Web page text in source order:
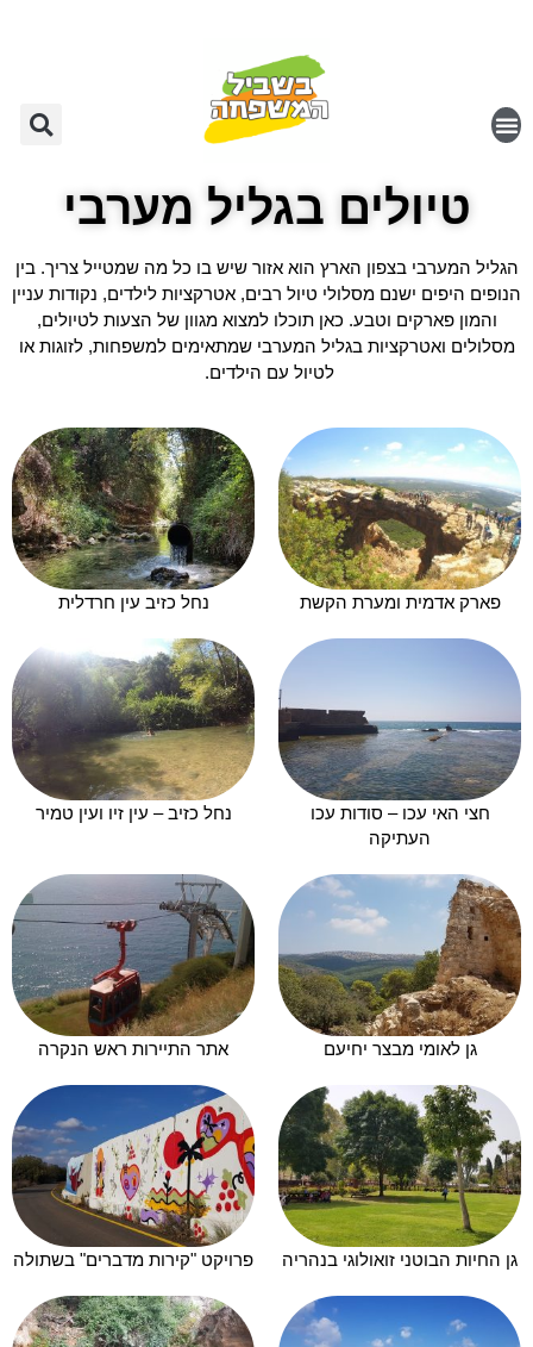
טיולים בגליל מערבי
הגליל המערבי בצפון הארץ הוא אזור שיש בו כל מה שמטייל צריך. בין
הנופים היפים ישנם מסלולי טיול רבים, אטרקציות לילדים, נקודות עניין
והמון פארקים וטבע. כאן תוכלו למצוא מגוון של הצעות לטיולים,
מסלולים ואטרקציות בגליל המערבי שמתאימים למשפחות, לזוגות או
לטיול עם הילדים.
פארק אדמית ומערת הקשת נחל כזיב עין חרדלית
חצי האי עכו – סודות עכו
העתיקה
נחל כזיב – עין זיו ועין טמיר
גן לאומי מבצר יחיעם אתר התיירות ראש הנקרה
גן החיות הבוטני זואולוגי בנהריה פרויקט "קירות מדברים" בשתולה